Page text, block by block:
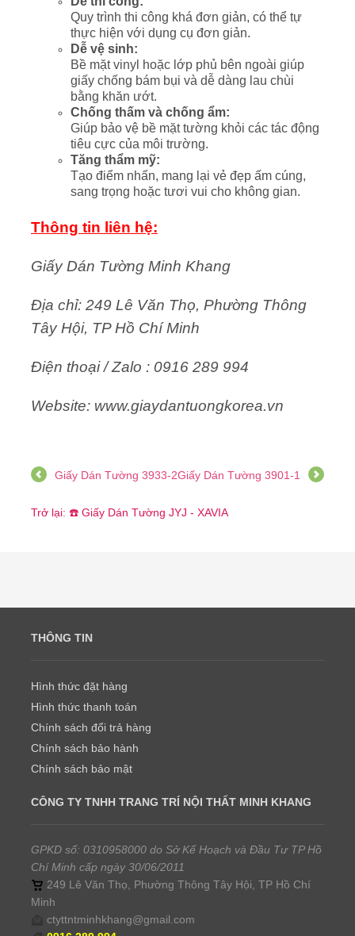
Quy trình thi công khá đơn giản, có thể tự
thực hiện với dụng cụ đơn giản.
Dễ vệ sinh:
Bề mặt vinyl hoặc lớp phủ bên ngoài giúp
giấy chống bám bụi và dễ dàng lau chùi
bằng khăn ướt.
Chống thấm và chống ẩm:
Giúp bảo vệ bề mặt tường khỏi các tác động
tiêu cực của môi trường.
Tăng thẩm mỹ:
Tạo điểm nhấn, mang lại vẻ đẹp ấm cúng,
sang trọng hoặc tươi vui cho không gian.
Thông tin liên hệ:
Giấy Dán Tường Minh Khang
Địa chỉ: 249 Lê Văn Thọ, Phường Thông
Tây Hội, TP Hồ Chí Minh
Điện thoại / Zalo : 0916 289 994
Website: www.giaydantuongkorea.vn
Giấy Dán Tường 3901-1
Giấy Dán Tường 3933-2
Trở lại: ☎️ Giấy Dán Tường JYJ - XAVIA
THÔNG TIN
Hình thức đặt hàng
Hình thức thanh toán
Chính sách đổi trả hàng
Chính sách bảo hành
Chính sách bảo mật
CÔNG TY TNHH TRANG TRÍ NỘI THẤT MINH KHANG
GPKD số: 0310958000 do Sở Kế Hoạch và Đầu Tư TP Hồ
Chí Minh cấp ngày 30/06/2011
249 Lê Văn Thọ, Phường Thông Tây Hội, TP Hồ Chí
Minh
ctyttntminhkhang@gmail.com